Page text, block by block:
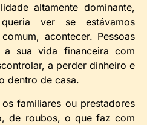
altamente dominante,
ver se estávamos
acontecer. Pessoas
a sua vida financeira com
a perder dinheiro e
dentro de casa.
familiares ou prestadores
de roubos, o que faz com